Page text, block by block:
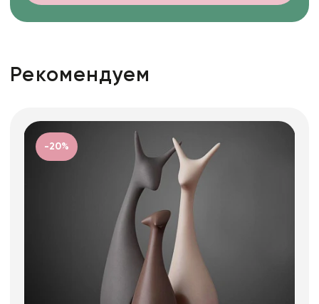
Рекомендуем
-20%